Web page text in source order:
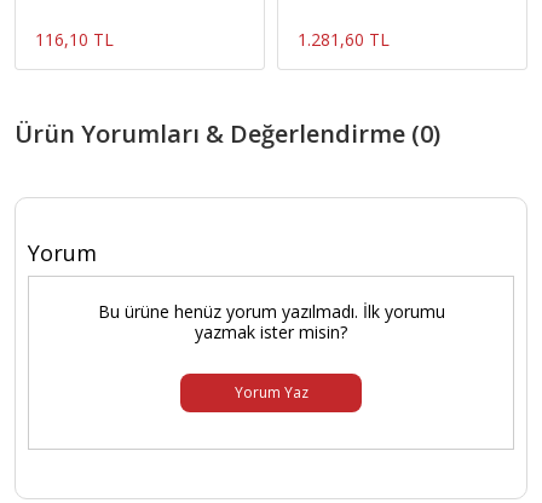
116,10 TL 1.281,60 TL
Ürün Yorumları & Değerlendirme (0)
Yorum
Bu ürüne henüz yorum yazılmadı. İlk yorumu
yazmak ister misin?
Yorum Yaz